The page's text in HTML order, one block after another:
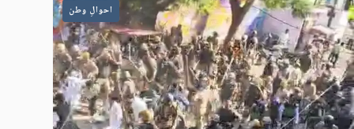
احوالِ وطن